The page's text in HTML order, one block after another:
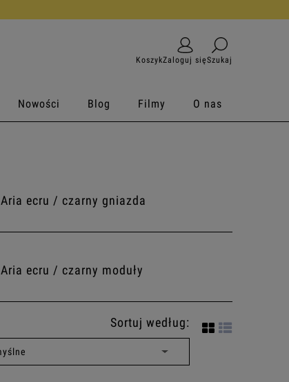
KoszykZaloguj sięSzukaj
Nowości Blog Filmy O nas
Aria ecru / czarny gniazda
Aria ecru / czarny moduły
Sortuj według: